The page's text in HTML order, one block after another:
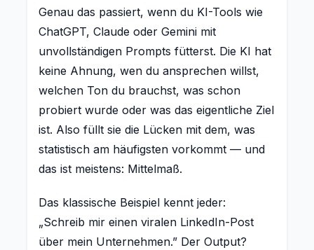
Genau das passiert, wenn du KI-Tools wie
ChatGPT, Claude oder Gemini mit
unvollständigen Prompts fütterst. Die KI hat
keine Ahnung, wen du ansprechen willst,
welchen Ton du brauchst, was schon
probiert wurde oder was das eigentliche Ziel
ist. Also füllt sie die Lücken mit dem, was
statistisch am häufigsten vorkommt — und
das ist meistens: Mittelmaß.
Das klassische Beispiel kennt jeder:
„Schreib mir einen viralen LinkedIn-Post
über mein Unternehmen.” Der Output?